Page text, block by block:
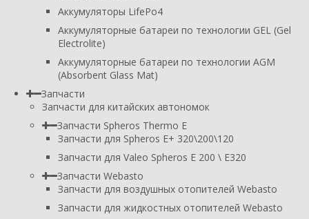
Аккумуляторы LifePo4
Аккумуляторные батареи по технологии GEL (Gel
Electrolite)
Аккумуляторные батареи по технологии AGM
(Absorbent Glass Mat)
Запчасти
Запчасти для китайских автономок
Запчасти Spheros Thermo E
Запчасти для Spheros E+ 320\200\120
Запчасти для Valeo Spheros E 200 \ E320
Запчасти Webasto
Запчасти для воздушных отопителей Webasto
Запчасти для жидкостных отопителей Webasto